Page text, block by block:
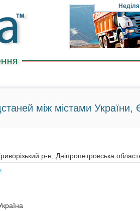
Неділя
між містами України,